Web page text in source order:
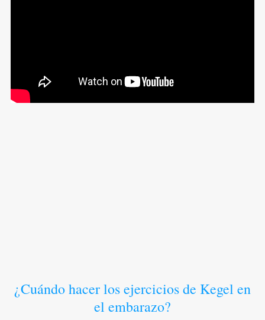
¿Cuándo hacer los ejercicios de Kegel en
el embarazo?